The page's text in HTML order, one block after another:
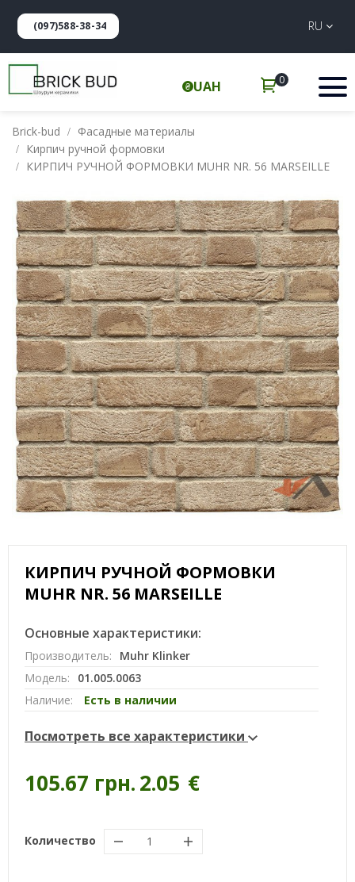
(097)588-38-34 RU
UAH 0
Brick-bud
Фасадные материалы
Кирпич ручной формовки
КИРПИЧ РУЧНОЙ ФОРМОВКИ MUHR NR. 56 MARSEILLE
КИРПИЧ РУЧНОЙ ФОРМОВКИ
MUHR NR. 56 MARSEILLE
Основные характеристики:
Производитель:
Muhr Klinker
Модель:
01.005.0063
Наличие:
Есть в наличии
Посмотреть все характеристики
105.67 грн.2.05 €
Количество